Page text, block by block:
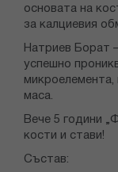
основата на
за калциевия
Натриев Борат
успешно
маса.
Вече 5 години
кости и стави!
Състав: